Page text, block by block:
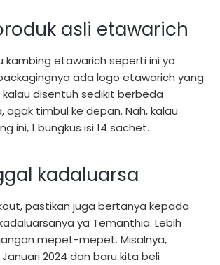
asli etawarich
kambing etawarich seperti ini ya
ada logo etawarich yang
disentuh sedikit berbeda
agak timbul ke depan. Nah, kalau
ini, 1 bungkus isi 14 sachet.
kadaluarsa
pastikan juga bertanya kepada
ya Temanthia. Lebih
mepet-mepet. Misalnya,
2024 dan baru kita beli